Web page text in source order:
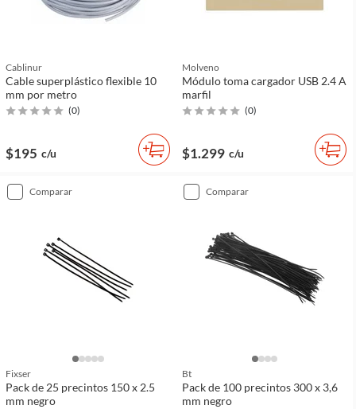
Cablinur
Cable superplástico flexible 10
mm por metro
(0)
$195 c/u
Molveno
Módulo toma cargador USB 2.4 A
marfil
(0)
$1.299 c/u
comparar
Fixser
Pack de 25 precintos 150 x 2.5
mm negro
comparar
Bt
Pack de 100 precintos 300 x 3,6
mm negro